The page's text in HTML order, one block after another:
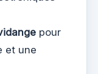
pour
et une